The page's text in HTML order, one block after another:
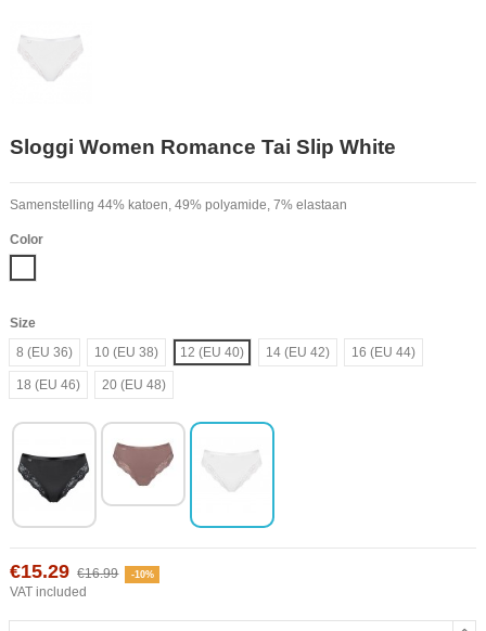
Sloggi Women Romance Tai Slip White
Samenstelling 44% katoen, 49% polyamide, 7% elastaan
Color
Size
8 (EU 36)
10 (EU 38) 12 (EU 40) 14 (EU 42) 16 (EU 44)
18 (EU 46) 20 (EU 48)
€15.29 €16.99 -10%
VAT included